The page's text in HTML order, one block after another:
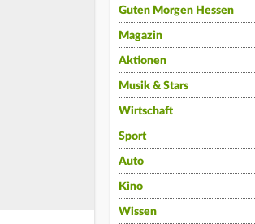
Guten Morgen Hessen
Magazin
Aktionen
Musik & Stars
Wirtschaft
Sport
Auto
Kino
Wissen